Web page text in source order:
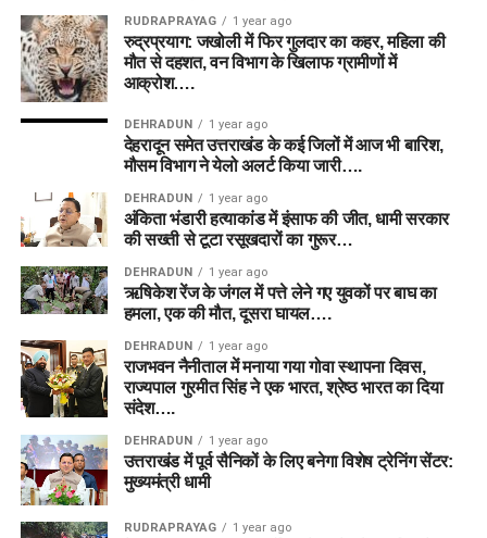
RUDRAPRAYAG 1 year ago
रुद्रप्रयाग: जखोली में फिर गुलदार का कहर, महिला की
मौत से दहशत, वन विभाग के खिलाफ ग्रामीणों में
आक्रोश….
DEHRADUN 1 year ago
देहरादून समेत उत्तराखंड के कई जिलों में आज भी बारिश,
मौसम विभाग ने येलो अलर्ट किया जारी….
DEHRADUN 1 year ago
अंकिता भंडारी हत्याकांड में इंसाफ की जीत, धामी सरकार
की सख्ती से टूटा रसूखदारों का गुरूर…
DEHRADUN 1 year ago
ऋषिकेश रेंज के जंगल में पत्ते लेने गए युवकों पर बाघ का
हमला, एक की मौत, दूसरा घायल….
DEHRADUN 1 year ago
राजभवन नैनीताल में मनाया गया गोवा स्थापना दिवस,
राज्यपाल गुरमीत सिंह ने एक भारत, श्रेष्ठ भारत का दिया
संदेश….
DEHRADUN 1 year ago
उत्तराखंड में पूर्व सैनिकों के लिए बनेगा विशेष ट्रेनिंग सेंटर:
मुख्यमंत्री धामी
RUDRAPRAYAG 1 year ago